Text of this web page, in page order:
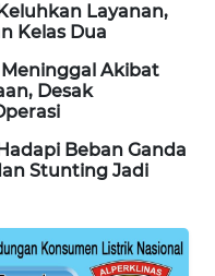
Layanan,
Kelas Dua
Akibat
Desak
Beban Ganda
Stunting Jadi